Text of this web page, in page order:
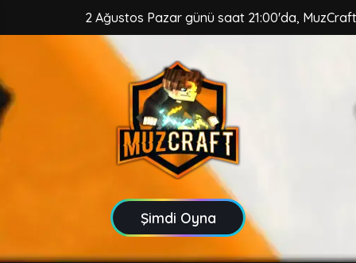
2 Ağustos Pazar günü saat 21:00'da, MuzCraft
Şimdi Oyna